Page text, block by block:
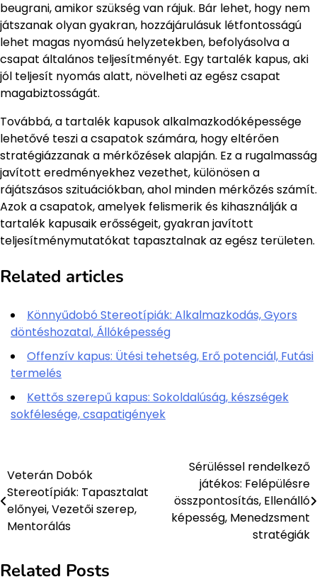
beugrani, amikor szükség van rájuk. Bár lehet, hogy nem
játszanak olyan gyakran, hozzájárulásuk létfontosságú
lehet magas nyomású helyzetekben, befolyásolva a
csapat általános teljesítményét. Egy tartalék kapus, aki
jól teljesít nyomás alatt, növelheti az egész csapat
magabiztosságát.
Továbbá, a tartalék kapusok alkalmazkodóképessége
lehetővé teszi a csapatok számára, hogy eltérően
stratégiázzanak a mérkőzések alapján. Ez a rugalmasság
javított eredményekhez vezethet, különösen a
rájátszásos szituációkban, ahol minden mérkőzés számít.
Azok a csapatok, amelyek felismerik és kihasználják a
tartalék kapusaik erősségeit, gyakran javított
teljesítménymutatókat tapasztalnak az egész területen.
Related articles
Könnyűdobó Stereotípiák: Alkalmazkodás, Gyors
döntéshozatal, Állóképesség
Offenzív kapus: Ütési tehetség, Erő potenciál, Futási
termelés
Kettős szerepű kapus: Sokoldalúság, készségek
sokfélesége, csapatigények
Post
navigation
Veterán Dobók
Stereotípiák: Tapasztalat
előnyei, Vezetői szerep,
Mentorálás
Sérüléssel rendelkező
játékos: Felépülésre
összpontosítás, Ellenálló
képesség, Menedzsment
stratégiák
Related Posts